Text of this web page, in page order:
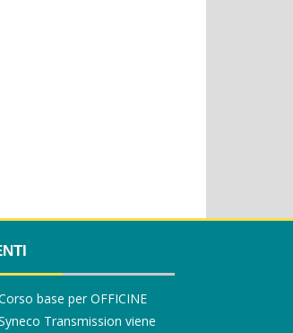
base per OFFICINE
Transmission viene